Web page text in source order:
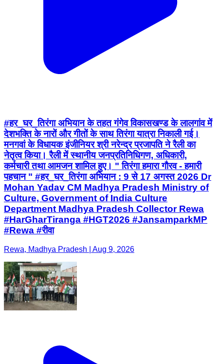
#हर_घर_तिरंगा अभियान के तहत गंगेव विकासखण्ड के लालगांव में
देशभक्ति के नारों और गीतों के साथ तिरंगा यात्रा निकाली गई।
मनगवां के विधायक इंजीनियर श्री नरेन्द्र प्रजापति ने रैली का
नेतृत्व किया। रैली में स्थानीय जनप्रतिनिधिगण, अधिकारी,
कर्मचारी तथा आमजन शामिल हुए। " तिरंगा हमारा गौरव - हमारी
पहचान " #हर_घर_तिरंगा अभियान : 9 से 17 अगस्त 2026 Dr
Mohan Yadav CM Madhya Pradesh Ministry of
Culture, Government of India Culture
Department Madhya Pradesh Collector Rewa
#HarGharTiranga #HGT2026 #JansamparkMP
#Rewa #रीवा
Rewa, Madhya Pradesh | Aug 9, 2026